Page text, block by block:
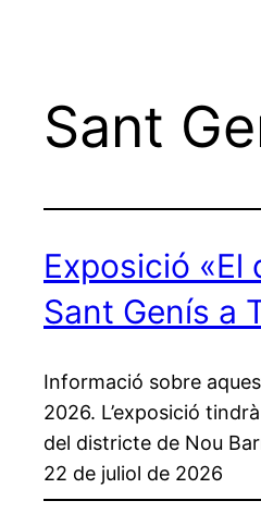
Sant
Exposició
Sant Genís a
Informació sobre
2026. L’exposició
del districte de Nou
22 de juliol de 2026